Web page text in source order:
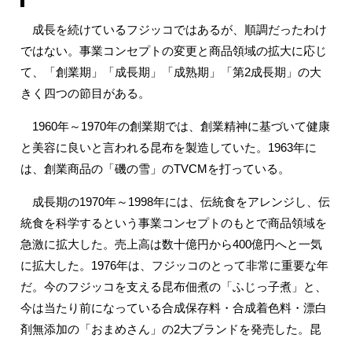
成長を続けているフジッコではあるが、順調だったわけ
ではない。事業コンセプトの変更と商品領域の拡大に応じ
て、「創業期」「成長期」「成熟期」「第2成長期」の大
きく四つの節目がある。
1960年～1970年の創業期では、創業精神に基づいて健康
と美容に良いと言われる昆布を製造していた。1963年に
は、創業商品の「磯の雪」のTVCMを打っている。
成長期の1970年～1998年には、伝統食をアレンジし、伝
統食を科学するという事業コンセプトのもとで商品領域を
急激に拡大した。売上高は数十億円から400億円へと一気
に拡大した。1976年は、フジッコのとって非常に重要な年
だ。今のフジッコを支える昆布佃煮の「ふじっ子煮」と、
今は当たり前になっている合成保存料・合成着色料・漂白
剤無添加の「おまめさん」の2大ブランドを発売した。昆